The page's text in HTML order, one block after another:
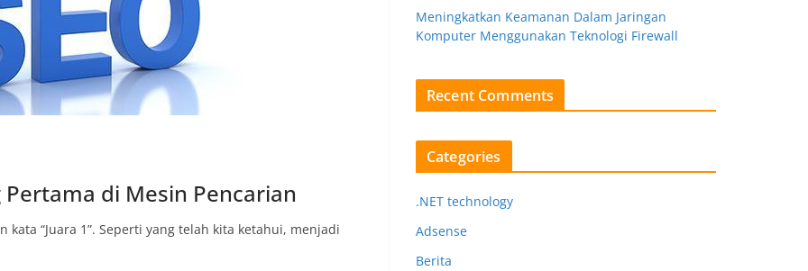
di Mesin Pencarian
“Juara 1”. Seperti yang telah kita ketahui, menjadi
Meningkatkan Keamanan Dalam Jaringan
Komputer Menggunakan Teknologi Firewall
Recent Comments
Categories
.NET technology
Adsense
Berita